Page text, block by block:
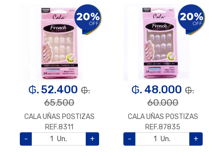
20%
OFF
₲. 52.400 ₲.
65.500
CALA UÑAS POSTIZAS
REF.8311
-
Un. +
20%
OFF
₲. 48.000 ₲.
60.000
CALA UÑAS POSTIZAS
REF.87835
-
Un. +